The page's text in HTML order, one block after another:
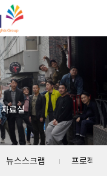
자료실
뉴스스크랩 프로젝트